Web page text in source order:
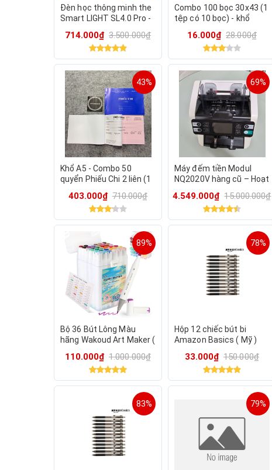
Đèn học thông minh the
Smart LIGHT SL4.0 Pro -
đàm thoại
714.000₫ 3.500.000₫
Combo 100 bọc 30x43 (1
tệp có 10 bọc) - khổ
giáo khoa
16.000₫ 28.000₫
43%
Khổ A5 - Combo 50
quyển Phiếu Chi 2 liên (1
403.000₫ 710.000₫
69%
Máy đếm tiền Modul
NQ2020V hàng cũ – Hoạt
nhanh và chính xác
4.549.000₫ 15.000.000₫
89%
Bộ 36 Bút Lông Màu
hãng Wakoud Art Maker (
110.000₫ 1.000.000₫
78%
Hộp 12 chiếc bút bi
Amazon Basics ( Mỹ )
Viết trơn & chữ đẹp.
33.000₫ 150.000₫
83% 79%